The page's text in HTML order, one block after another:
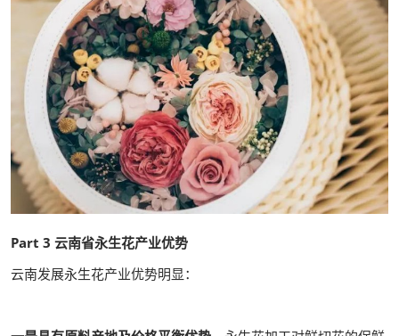
Part 3 云南省永生花产业优势
云南发展永生花产业优势明显：